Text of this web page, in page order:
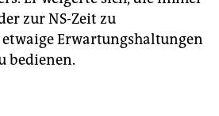
zur NS-Zeit zu
Erwartungshaltungen
bedienen.